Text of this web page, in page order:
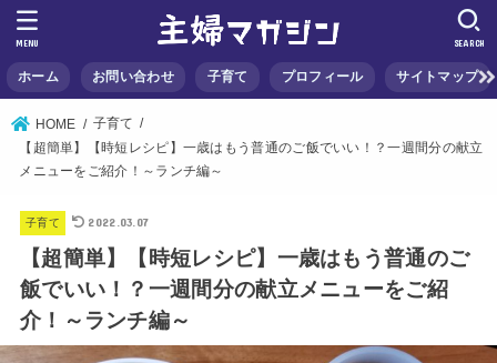
ホーム お問い合わせ 子育て プロフィール サイトマップ
SEARCH
MENU
HOME
子育て
【超簡単】【時短レシピ】一歳はもう普通のご飯でいい！？一週間分の献立
メニューをご紹介！～ランチ編～
子育て 2022.03.07
【超簡単】【時短レシピ】一歳はもう普通のご
飯でいい！？一週間分の献立メニューをご紹
介！～ランチ編～